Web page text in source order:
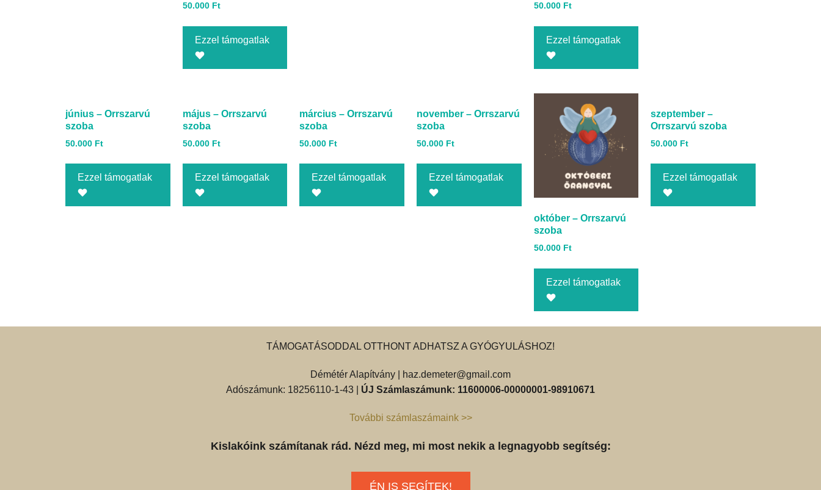
50.000 Ft
Ezzel támogatlak
50.000 Ft
Ezzel támogatlak
június – Orrszarvú
szoba
50.000 Ft
Ezzel támogatlak
május – Orrszarvú
szoba
50.000 Ft
Ezzel támogatlak
március – Orrszarvú
szoba
50.000 Ft
Ezzel támogatlak
november – Orrszarvú
szoba
50.000 Ft
Ezzel támogatlak
október – Orrszarvú
szoba
50.000 Ft
Ezzel támogatlak
szeptember –
Orrszarvú szoba
50.000 Ft
Ezzel támogatlak
TÁMOGATÁSODDAL OTTHONT ADHATSZ A GYÓGYULÁSHOZ!
Démétér Alapítvány |
haz.demeter@gmail.com
Adószámunk: 18256110-1-43 | ÚJ Számlaszámunk: 11600006-00000001-98910671
További számlaszámaink >>
Kislakóink számítanak rád. Nézd meg, mi most nekik a legnagyobb segítség:
ÉN IS SEGÍTEK!